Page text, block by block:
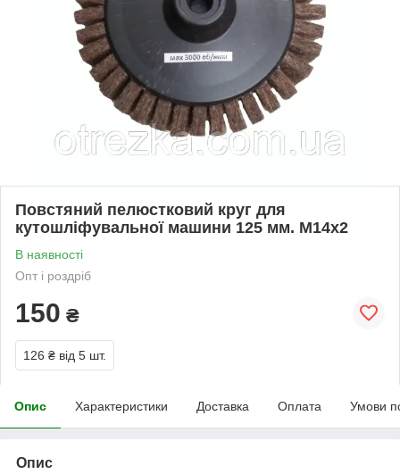
Повстяний пелюстковий круг для
кутошліфувальної машини 125 мм. М14х2
В наявності
Опт і роздріб
150 ₴
126 ₴ від 5 шт.
Опис Характеристики Доставка Оплата Умови
Опис